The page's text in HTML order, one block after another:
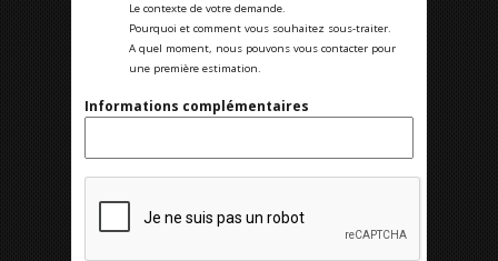
Le contexte de votre demande.
Pourquoi et comment vous souhaitez sous-traiter.
A quel moment, nous pouvons vous contacter pour
une première estimation.
Informations complémentaires